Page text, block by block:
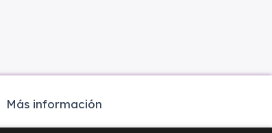
Más información